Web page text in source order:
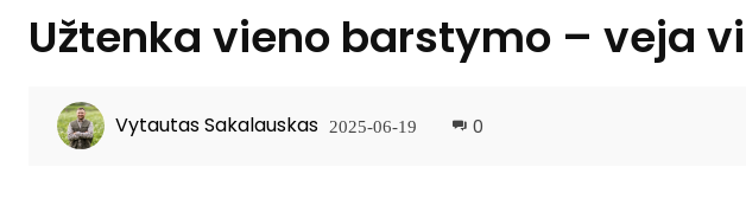
Užtenka vieno barstymo – veja
Vytautas Sakalauskas 2025-06-19 0